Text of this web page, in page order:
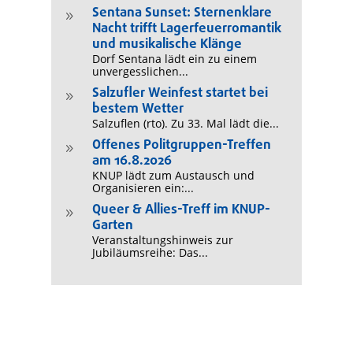
9
Sentana Sunset: Sternenklare
Nacht trifft Lagerfeuerromantik
und musikalische Klänge
Dorf Sentana lädt ein zu einem
unvergesslichen...
9
Salzufler Weinfest startet bei
bestem Wetter
Salzuflen (rto). Zu 33. Mal lädt die...
9
Offenes Politgruppen-Treffen
am 16.8.2026
KNUP lädt zum Austausch und
Organisieren ein:...
9
Queer & Allies-Treff im KNUP-
Garten
Veranstaltungshinweis zur
Jubiläumsreihe: Das...